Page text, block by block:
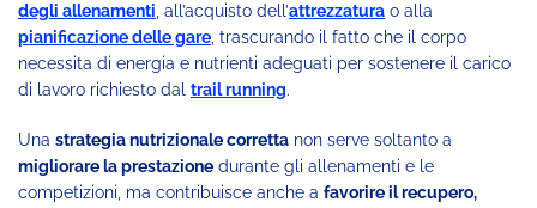
degli allenamenti, all’acquisto dell’attrezzatura o alla
pianificazione delle gare, trascurando il fatto che il corpo
necessita di energia e nutrienti adeguati per sostenere il carico
di lavoro richiesto dal trail running.
Una strategia nutrizionale corretta non serve soltanto a
migliorare la prestazione durante gli allenamenti e le
competizioni, ma contribuisce anche a favorire il recupero,